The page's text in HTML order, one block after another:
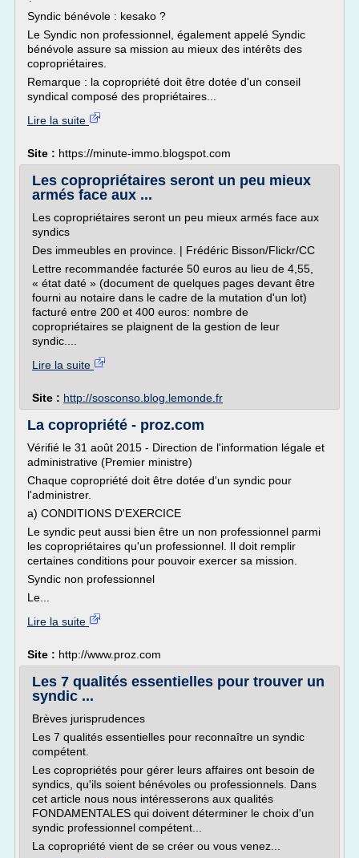
Syndic bénévole : kesako ?
Le Syndic non professionnel, également appelé Syndic
bénévole assure sa mission au mieux des intérêts des
copropriétaires.
Remarque : la copropriété doit être dotée d'un conseil
syndical composé des propriétaires...
Lire la suite
Site : https://minute-immo.blogspot.com
Les copropriétaires seront un peu mieux
armés face aux ...
Les copropriétaires seront un peu mieux armés face aux
syndics
Des immeubles en province. | Frédéric Bisson/Flickr/CC
Lettre recommandée facturée 50 euros au lieu de 4,55,
« état daté » (document de quelques pages devant être
fourni au notaire dans le cadre de la mutation d'un lot)
facturé entre 200 et 400 euros: nombre de
copropriétaires se plaignent de la gestion de leur
syndic....
Lire la suite
Site : http://sosconso.blog.lemonde.fr
La copropriété - proz.com
Vérifié le 31 août 2015 - Direction de l'information légale et
administrative (Premier ministre)
Chaque copropriété doit être dotée d'un syndic pour
l'administrer.
a) CONDITIONS D'EXERCICE
Le syndic peut aussi bien être un non professionnel parmi
les copropriétaires qu'un professionnel. Il doit remplir
certaines conditions pour pouvoir exercer sa mission.
Syndic non professionnel
Le...
Lire la suite
Site : http://www.proz.com
Les 7 qualités essentielles pour trouver un
syndic ...
Brèves jurisprudences
Les 7 qualités essentielles pour reconnaître un syndic
compétent.
Les copropriétés pour gérer leurs affaires ont besoin de
syndics, qu'ils soient bénévoles ou professionnels. Dans
cet article nous nous intéresserons aux qualités
FONDAMENTALES qui doivent déterminer le choix d'un
syndic professionnel compétent...
La copropriété vient de se créer ou vous venez...